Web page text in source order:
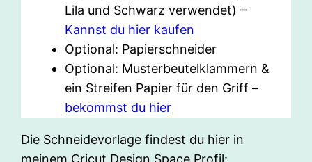
Lila und Schwarz verwendet) –
Kannst du hier kaufen
Optional: Papierschneider
Optional: Musterbeutelklammern &
ein Streifen Papier für den Griff –
bekommst du hier
Die Schneidevorlage findest du hier in
meinem Cricut Design Space Profil: